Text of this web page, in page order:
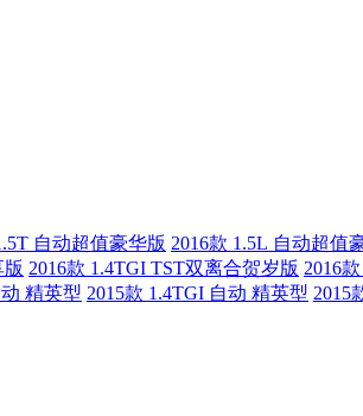
自动超值豪华版 2016款 1.5L 自动超值
2016款 1.4TGI TST双离合贺岁版 2016
精英型 2015款 1.4TGI 自动 精英型 2015